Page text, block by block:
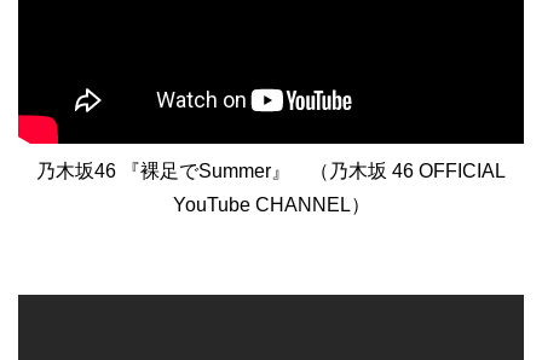
乃木坂46 『裸足でSummer』 （乃木坂 46 OFFICIAL
YouTube CHANNEL）